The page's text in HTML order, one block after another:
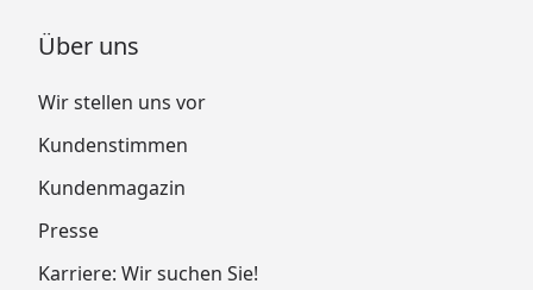
Über uns
Wir stellen uns vor
Kundenstimmen
Kundenmagazin
Presse
Karriere: Wir suchen Sie!